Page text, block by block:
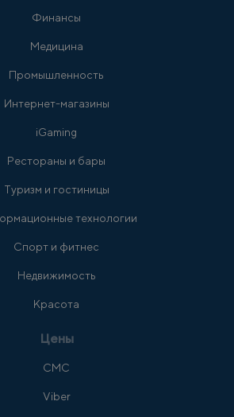
Финансы
Медицина
Промышленность
Интернет-магазины
iGaming
Рестораны и бары
Туризм и гостиницы
технологии
Спорт и фитнес
Недвижимость
Красота
Цены
СМС
Viber